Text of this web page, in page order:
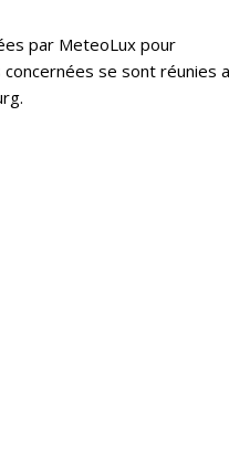
par MeteoLux pour
se sont réunies